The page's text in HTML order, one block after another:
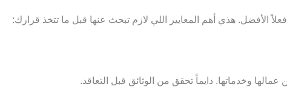
الأفضل. هذي أهم المعايير اللي لازم تبحث عنها قبل ما تتخذ قرارك:
وخدماتها. دايماً تحقق من الوثائق قبل التعاقد.